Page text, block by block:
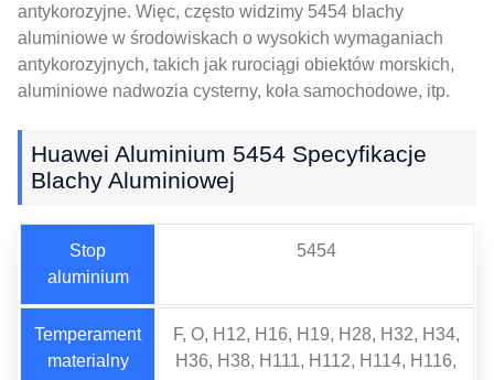
antykorozyjne. Więc, często widzimy 5454 blachy
aluminiowe w środowiskach o wysokich wymaganiach
antykorozyjnych, takich jak rurociągi obiektów morskich,
aluminiowe nadwozia cysterny, koła samochodowe, itp.
Huawei Aluminium 5454 Specyfikacje
Blachy Aluminiowej
Stop
aluminium
5454
Temperament
materialny
F, O, H12, H16, H19, H28, H32, H34,
H36, H38, H111, H112, H114, H116,